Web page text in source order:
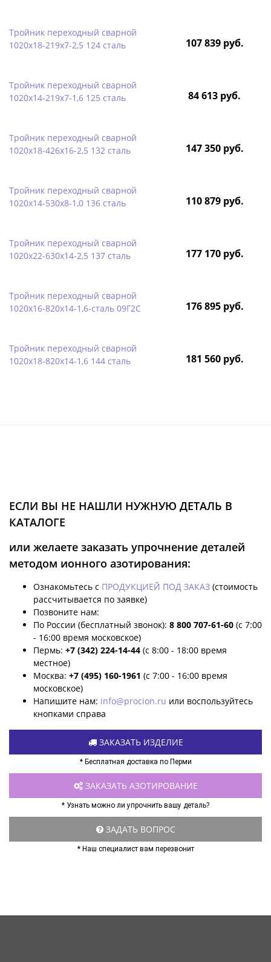
Тройник переходный сварной
1020х18-219х7-2,5 124 сталь
107 839 руб.
Тройник переходный сварной
1020х14-219х7-1,6 125 сталь
84 613 руб.
Тройник переходный сварной
1020х18-426х16-2,5 132 сталь
147 350 руб.
Тройник переходный сварной
1020х14-530х8-1,0 136 сталь
110 879 руб.
Тройник переходный сварной
1020х22-630х14-2,5 137 сталь
177 170 руб.
Тройник переходный сварной
1020х16-820х14-1,6-сталь 09Г2С
176 895 руб.
Тройник переходный сварной
1020х18-820х14-1,6 144 сталь
181 560 руб.
ЕСЛИ ВЫ НЕ НАШЛИ НУЖНУЮ ДЕТАЛЬ В
КАТАЛОГЕ
или желаете заказать упрочнение деталей
методом ионного азотирования:
Ознакомьтесь с ПРОДУКЦИЕЙ ПОД ЗАКАЗ (стоимость
рассчитывается по заявке)
Позвоните нам:
По России (бесплатный звонок): 8 800 707-61-60 (с 7:00
- 16:00 время московское)
Пермь: +7 (342) 224-14-44 (с 8:00 - 18:00 время
местное)
Москва: +7 (495) 160-1961 (с 7:00 - 16:00 время
московское)
Напишите нам: info@procion.ru или воспользуйтесь
кнопками справа
ЗАКАЗАТЬ ИЗДЕЛИЕ
* Бесплатная доставка по Перми
ЗАКАЗАТЬ АЗОТИРОВАНИЕ
* Узнать можно ли упрочнить вашу деталь?
ЗАДАТЬ ВОПРОС
* Наш специалист вам перезвонит